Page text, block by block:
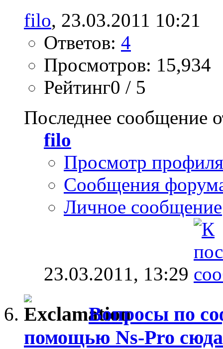
filo, 23.03.2011 10:21
Ответов: 4
Просмотров: 15,934
Рейтинг0 / 5
Последнее сообщение
filo
Просмотр профиля
Сообщения
Личное сообщение
23.03.2011, 13:29
Вопросы по
помощью Ns-Pro